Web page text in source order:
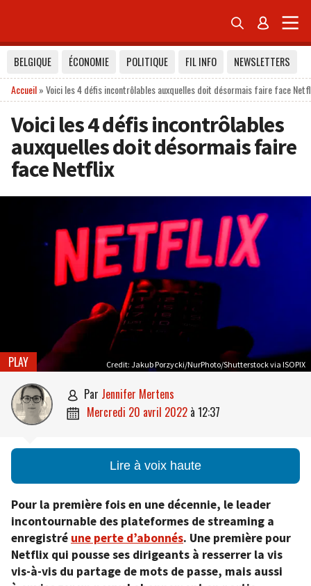
 
BELGIQUE ÉCONOMIE POLITIQUE FIL INFO
NEWSLETTERS
Accueil»Voici les 4 défis incontrôlables auxquelles doit désormais faire face
Voici les 4 défis incontrôlables
auxquelles doit désormais faire
face Netflix
Credit: Jakub Porzycki/NurPhoto/Shutterstock via ISOPIX
PLAY
 par Jennifer Mertens
 mercredi 20 avril 2022 à 12:37
Lire à voix haute
Pour la première fois en une décennie, le leader
incontournable des plateformes de streaming a
enregistré une perte d’abonnés. Une première pour
Netflix qui pousse ses dirigeants à resserrer la vis
vis-à-vis du partage de mots de passe, mais aussi